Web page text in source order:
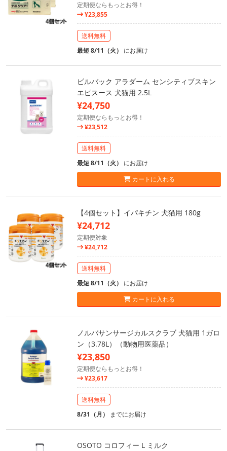
定期便ならもっとお得！
¥23,855
送料無料
最短 8/11（火） にお届け
ビルバック アラダーム センシティブスキン
エピスース 犬猫用 2.5L
¥24,750
定期便ならもっとお得！
¥23,512
送料無料
最短 8/11（火） にお届け
カートに入れる
【4個セット】イパキチン 犬猫用 180g
¥24,712
定期便対象
¥24,712
送料無料
最短 8/11（火） にお届け
カートに入れる
ノルバサンサージカルスクラブ 犬猫用 1ガロ
ン（3.78L）（動物用医薬品）
¥23,850
定期便ならもっとお得！
¥23,617
送料無料
8/31（月）
までにお届け
OSOTO コロフィー L ミルク